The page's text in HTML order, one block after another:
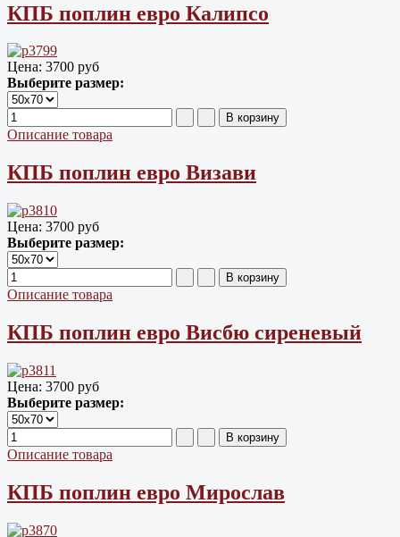
КПБ поплин евро Калипсо
Цена: 3700 руб
Выберите размер:
Описание товара
КПБ поплин евро Визави
Цена: 3700 руб
Выберите размер:
Описание товара
КПБ поплин евро Висбю сиреневый
Цена: 3700 руб
Выберите размер:
Описание товара
КПБ поплин евро Мирослав